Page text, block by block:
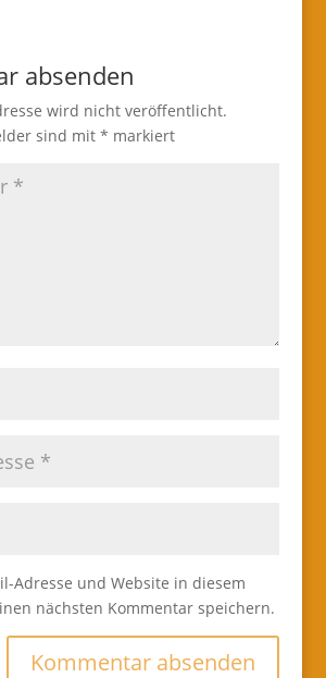
absenden
wird nicht veröffentlicht.
sind mit * markiert
Adresse und Website in diesem
nächsten Kommentar speichern.